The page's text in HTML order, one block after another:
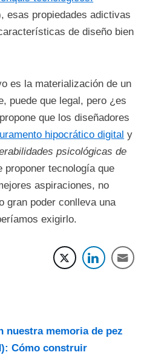
esas propiedades adictivas
de diseño bien
es la materialización de un
puede que legal, pero ¿es
que los diseñadores
hipocrático digital y
psicológicas de
proponer tecnología que
aspiraciones, no
gran poder conlleva una
exigirlo.
nuestra memoria de pez
Cómo construir